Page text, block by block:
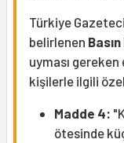
Türkiye
belirlenen
uyması
kişilerle ilgili
Madde 4:
ötesinde